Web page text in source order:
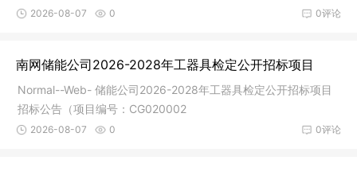
0评论
2026-08-07 0
南网储能公司2026-2028年工器具检定公开招标项目
Normal--Web- 储能公司2026-2028年工器具检定公开招标项目
招标公告（项目编号：CG020002
0评论
2026-08-07 0